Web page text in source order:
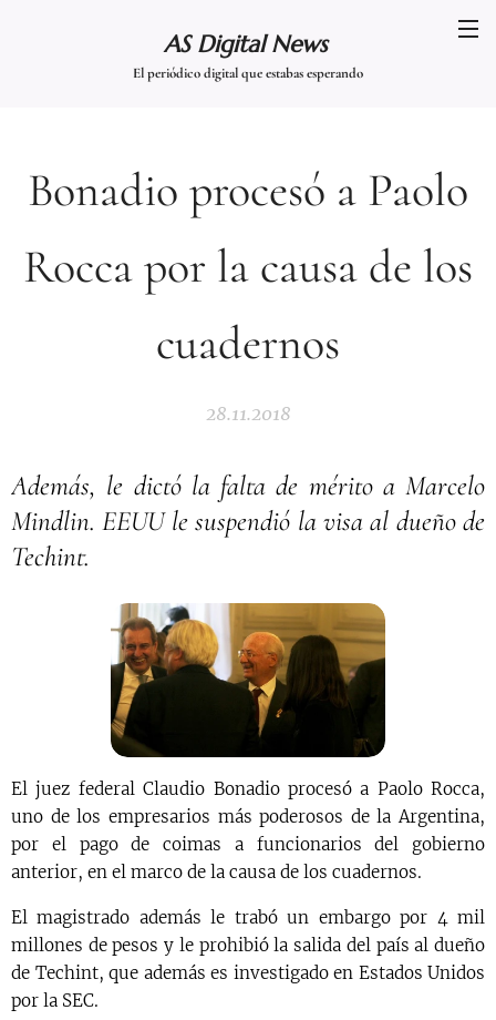
AS Digital News
El periódico digital que estabas esperando
Bonadio procesó a Paolo
Rocca por la causa de los
cuadernos
28.11.2018
Además, le dictó la falta de mérito a Marcelo
Mindlin. EEUU le suspendió la visa al dueño de
Techint.
El juez federal Claudio Bonadio procesó a Paolo Rocca,
uno de los empresarios más poderosos de la Argentina,
por el pago de coimas a funcionarios del gobierno
anterior, en el marco de la causa de los cuadernos.
El magistrado además le trabó un embargo por 4 mil
millones de pesos y le prohibió la salida del país al dueño
de Techint, que además es investigado en Estados Unidos
por la SEC.